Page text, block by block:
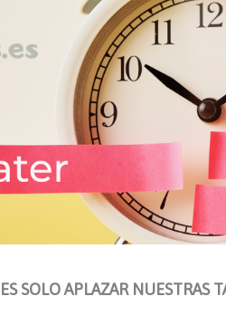
SOLO APLAZAR NUESTRAS